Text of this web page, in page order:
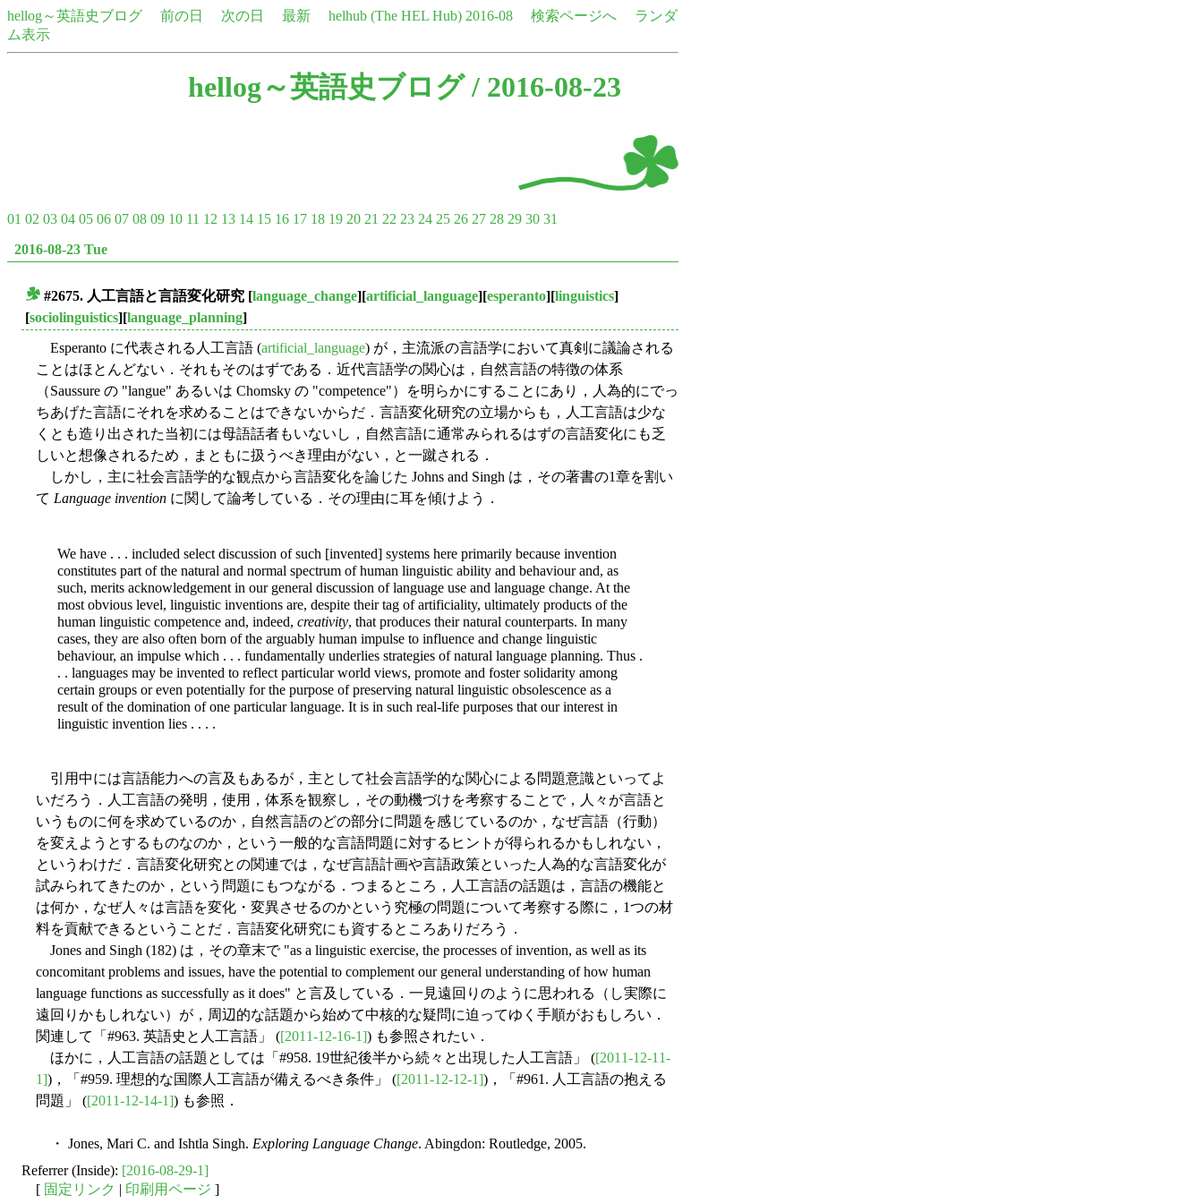
hellog～英語史ブログ 前の日 次の日 最新 helhub (The HEL Hub) 2016-08 検索ページへ
ランダ
ム表示
hellog～英語史ブログ/ 2016-08-23
01 02 03 04 05 06 07 08 09 10 11 12 13 14 15 16 17 18 19 20 21 22 23 24 25 26 27 28 29 30 31
2016-08-23 Tue
#2675. 人工言語と言語変化研究 [language_change][artificial_language][esperanto][linguistics]
[sociolinguistics][language_planning]
Esperanto に代表される人工言語 (artificial_language) が，主流派の言語学において真剣に議論される
ことはほとんどない．それもそのはずである．近代言語学の関心は，自然言語の特徴の体系
（Saussure の "langue" あるいは Chomsky の "competence"）を明らかにすることにあり，人為的にでっ
ちあげた言語にそれを求めることはできないからだ．言語変化研究の立場からも，人工言語は少な
くとも造り出された当初には母語話者もいないし，自然言語に通常みられるはずの言語変化にも乏
しいと想像されるため，まともに扱うべき理由がない，と一蹴される．
しかし，主に社会言語学的な観点から言語変化を論じた Johns and Singh は，その著書の1章を割い
て Language invention に関して論考している．その理由に耳を傾けよう．
We have . . . included select discussion of such [invented] systems here primarily because invention
constitutes part of the natural and normal spectrum of human linguistic ability and behaviour and, as
such, merits acknowledgement in our general discussion of language use and language change. At the
most obvious level, linguistic inventions are, despite their tag of artificiality, ultimately products of the
human linguistic competence and, indeed, creativity, that produces their natural counterparts. In many
cases, they are also often born of the arguably human impulse to influence and change linguistic
behaviour, an impulse which . . . fundamentally underlies strategies of natural language planning. Thus .
. . languages may be invented to reflect particular world views, promote and foster solidarity among
certain groups or even potentially for the purpose of preserving natural linguistic obsolescence as a
result of the domination of one particular language. It is in such real-life purposes that our interest in
linguistic invention lies . . . .
引用中には言語能力への言及もあるが，主として社会言語学的な関心による問題意識といってよ
いだろう．人工言語の発明，使用，体系を観察し，その動機づけを考察することで，人々が言語と
いうものに何を求めているのか，自然言語のどの部分に問題を感じているのか，なぜ言語（行動）
を変えようとするものなのか，という一般的な言語問題に対するヒントが得られるかもしれない，
というわけだ．言語変化研究との関連では，なぜ言語計画や言語政策といった人為的な言語変化が
試みられてきたのか，という問題にもつながる．つまるところ，人工言語の話題は，言語の機能と
は何か，なぜ人々は言語を変化・変異させるのかという究極の問題について考察する際に，1つの材
料を貢献できるということだ．言語変化研究にも資するところありだろう．
Jones and Singh (182) は，その章末で "as a linguistic exercise, the processes of invention, as well as its
concomitant problems and issues, have the potential to complement our general understanding of how human
language functions as successfully as it does" と言及している．一見遠回りのように思われる（し実際に
遠回りかもしれない）が，周辺的な話題から始めて中核的な疑問に迫ってゆく手順がおもしろい．
関連して「#963. 英語史と人工言語」 ([2011-12-16-1]) も参照されたい．
ほかに，人工言語の話題としては「#958. 19世紀後半から続々と出現した人工言語」 ([2011-12-11-
1])，「#959. 理想的な国際人工言語が備えるべき条件」 ([2011-12-12-1])，「#961. 人工言語の抱える
問題」 ([2011-12-14-1]) も参照．
・ Jones, Mari C. and Ishtla Singh. Exploring Language Change. Abingdon: Routledge, 2005.
Referrer (Inside): [2016-08-29-1]
[ 固定リンク | 印刷用ページ ]